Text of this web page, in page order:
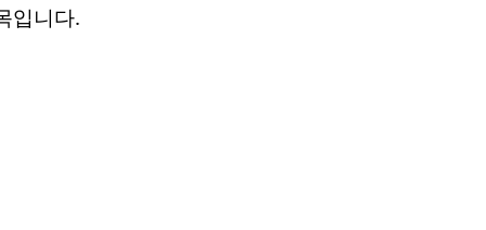
입니다.